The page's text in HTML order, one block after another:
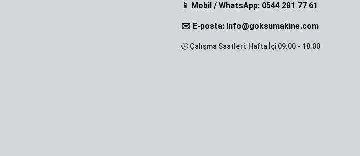
📱 Mobil / WhatsApp: 0544 281 77 61
✉️ E-posta: info@goksumakine.com
🕒 Çalışma Saatleri: Hafta İçi 09:00 - 18:00